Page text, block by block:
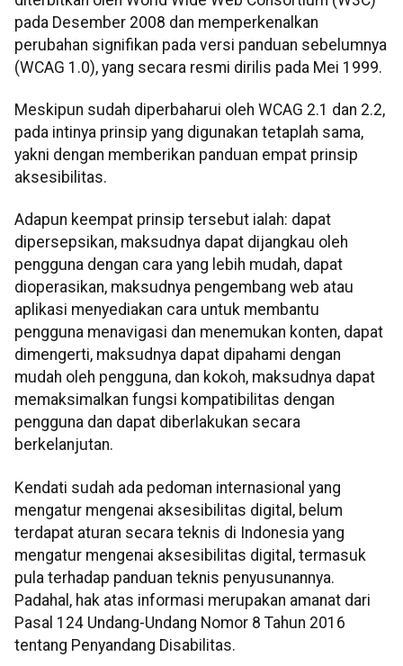
pada Desember 2008 dan memperkenalkan
perubahan signifikan pada versi panduan sebelumnya
(WCAG 1.0), yang secara resmi dirilis pada Mei 1999.
Meskipun sudah diperbaharui oleh WCAG 2.1 dan 2.2,
pada intinya prinsip yang digunakan tetaplah sama,
yakni dengan memberikan panduan empat prinsip
aksesibilitas.
Adapun keempat prinsip tersebut ialah: dapat
dipersepsikan, maksudnya dapat dijangkau oleh
pengguna dengan cara yang lebih mudah, dapat
dioperasikan, maksudnya pengembang web atau
aplikasi menyediakan cara untuk membantu
pengguna menavigasi dan menemukan konten, dapat
dimengerti, maksudnya dapat dipahami dengan
mudah oleh pengguna, dan kokoh, maksudnya dapat
memaksimalkan fungsi kompatibilitas dengan
pengguna dan dapat diberlakukan secara
berkelanjutan.
Kendati sudah ada pedoman internasional yang
mengatur mengenai aksesibilitas digital, belum
terdapat aturan secara teknis di Indonesia yang
mengatur mengenai aksesibilitas digital, termasuk
pula terhadap panduan teknis penyusunannya.
Padahal, hak atas informasi merupakan amanat dari
Pasal 124 Undang-Undang Nomor 8 Tahun 2016
tentang Penyandang Disabilitas.